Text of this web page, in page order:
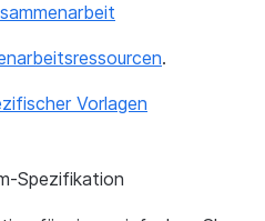
.
Vorlagen
Spezifikation